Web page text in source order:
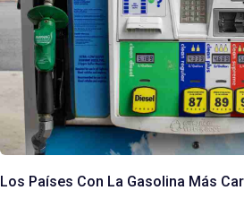
Los Países Con La Gasolina Más